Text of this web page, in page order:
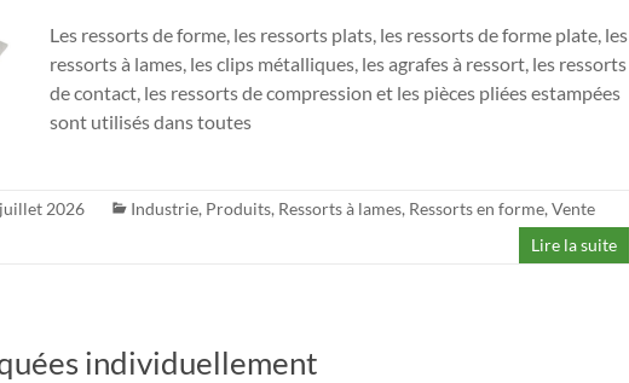
Les ressorts de forme, les ressorts plats, les ressorts de forme plate, les
ressorts à lames, les clips métalliques, les agrafes à ressort, les ressorts
de contact, les ressorts de compression et les pièces pliées estampées
sont utilisés dans toutes
2026 Industrie, Produits, Ressorts à lames, Ressorts en forme, Vente
Lire la suite
individuellement